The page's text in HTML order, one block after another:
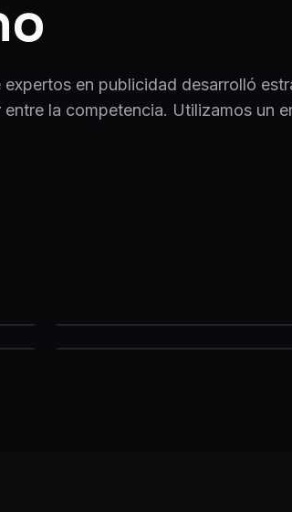
en publicidad desarrolló
entre la competencia. Utilizamos un